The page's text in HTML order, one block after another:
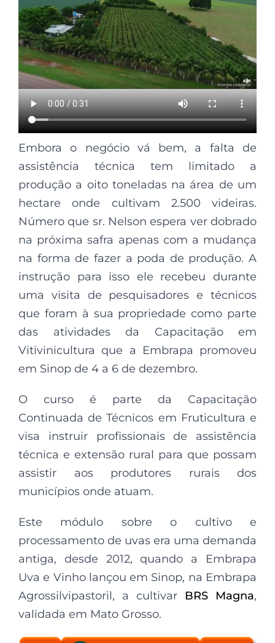
Embora o negócio vá bem, a falta de
assistência técnica tem limitado a
produção a oito toneladas na área de um
hectare onde cultivam 2.500 videiras.
Número que sr. Nelson espera ver dobrado
na próxima safra apenas com a mudança
na forma de fazer a poda de produção. A
instrução para isso ele recebeu durante
uma visita de pesquisadores e técnicos
que foram à sua propriedade como parte
das atividades da Capacitação em
Vitivinicultura que a Embrapa promoveu
em Sinop de 4 a 6 de dezembro.
O curso é parte da Capacitação
Continuada de Técnicos em Fruticultura e
visa instruir profissionais de assistência
técnica e extensão rural para que possam
assistir aos produtores rurais dos
municípios onde atuam.
Este módulo sobre o cultivo e
processamento de uvas era uma demanda
antiga, desde 2012, quando a Embrapa
Uva e Vinho lançou em Sinop, na Embrapa
Agrossilvipastoril, a cultivar BRS Magna,
validada em Mato Grosso.